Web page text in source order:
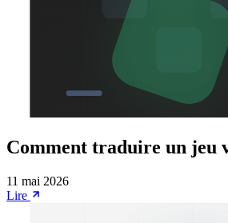
Comment traduire un jeu
11 mai 2026
Lire